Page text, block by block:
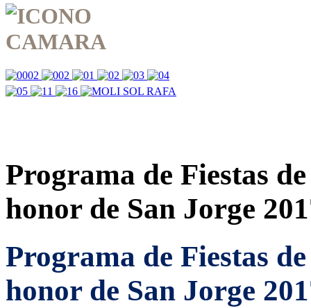
Programa de Fiestas
honor de San Jorge
Programa de Fiestas
honor de San Jorge